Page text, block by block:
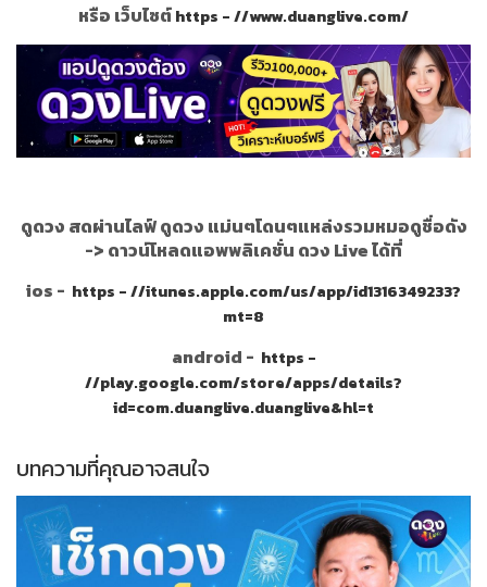
หรือ เว็บไซต์https - //www.duanglive.com/
ดูดวง สดผ่านไลฟ์ ดูดวง แม่นๆโดนๆแหล่งรวมหมอดูชื่อดัง
-> ดาวน์โหลดแอพพลิเคชั่น ดวง Live ได้ที่
ios - https - //itunes.apple.com/us/app/id1316349233?
mt=8
android - https -
//play.google.com/store/apps/details?
id=com.duanglive.duanglive&hl=t
บทความที่คุณอาจสนใจ